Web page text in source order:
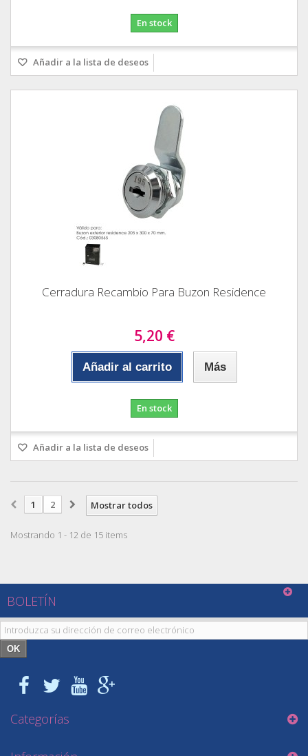
En stock
Añadir a la lista de deseos
Cerradura Recambio Para Buzon Residence
5,20 €
Añadir al carrito Más
En stock
Añadir a la lista de deseos
Mostrar todos
1 2
Mostrando 1 - 12 de 15 items
BOLETÍN
OK
Categorías